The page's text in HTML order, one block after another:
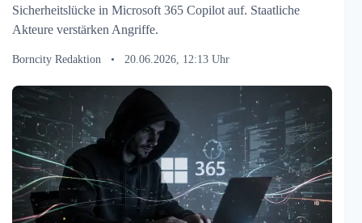
Sicherheitslücke in Microsoft 365 Copilot auf. Staatliche
Akteure verstärken Angriffe.
Borncity Redaktion • 20.06.2026, 12:13 Uhr